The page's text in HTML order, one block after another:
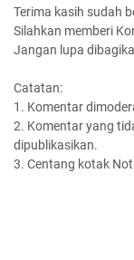
Terima kasih sudah
Silahkan memberi
Jangan lupa
Catatan:
1. Komentar
2. Komentar yang
dipublikasikan.
3. Centang kotak